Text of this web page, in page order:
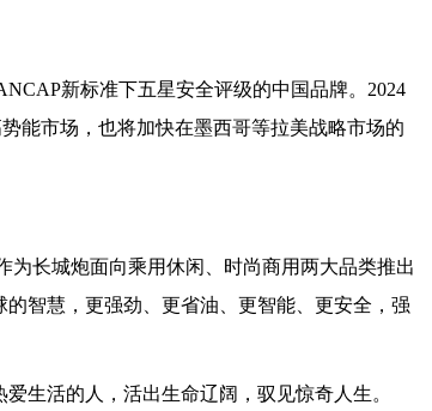
新标准下五星安全评级的中国品牌。2024
能市场，也将加快在墨西哥等拉美战略市场的
长城炮面向乘用休闲、时尚商用两大品类推出
智慧，更强劲、更省油、更智能、更安全，强
生活的人，活出生命辽阔，驭见惊奇人生。